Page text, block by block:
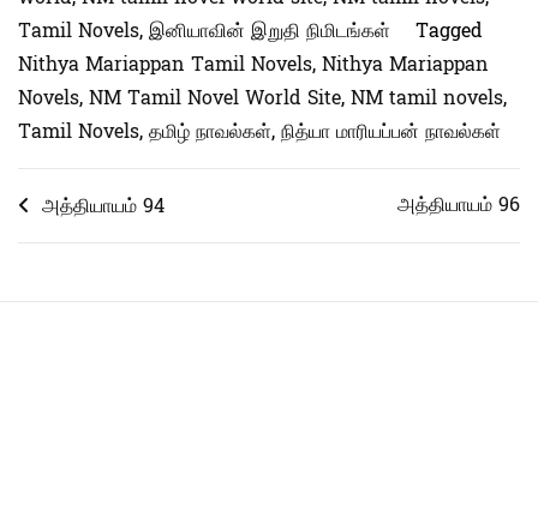
Tamil Novels,இனியாவின் இறுதி நிமிடங்கள்
Tagged
Nithya Mariappan Tamil Novels,Nithya Mariappan
Novels,NM Tamil Novel World Site,NM tamil novels,
Tamil Novels,தமிழ் நாவல்கள்,நித்யா மாரியப்பன் நாவல்கள்
Post
அத்தியாயம் 94 அத்தியாயம் 96